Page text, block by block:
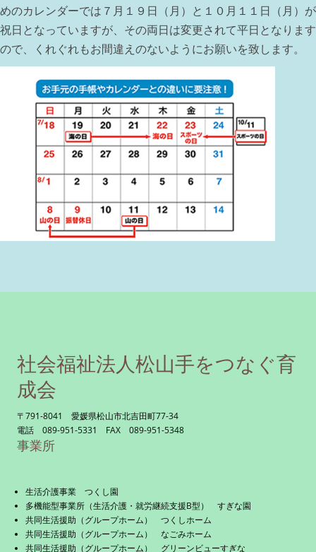
めのカレンダーでは７月１９日（月）と１０月１１日（月）が
祝日となっていますが、その両日は変更されて平日となります
ので、くれぐれもお間違えのないようにお願いを致します。
社会福祉法人松山手をつなぐ育
成会
〒791-8041 愛媛県松山市北吉田町77-34
電話 089-951-5331 FAX 089-951-5348
事業所
生活介護事業 つくし園
多機能型事業所（生活介護・就労継続支援B型） すぎな園
共同生活援助（グループホーム） つくしホーム
共同生活援助（グループホーム） なごみホーム
共同生活援助（グループホーム） グリーンビューすぎな